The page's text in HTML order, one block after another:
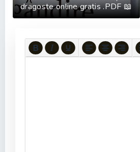
dragoste online gratis .PDF 📖